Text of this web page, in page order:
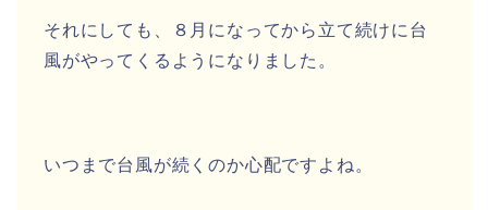
それにしても、８月になってから立て続けに台
風がやってくるようになりました。
いつまで台風が続くのか心配ですよね。